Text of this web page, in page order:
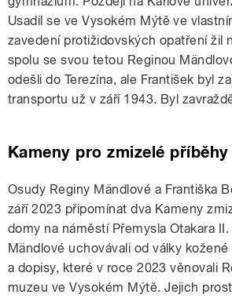
Usadil se ve Vysokém Mýtě ve
zavedení protižidovských opatření žil
spolu se svou tetou Reginou
odešli do Terezína, ale František byl
transportu už v září 1943. Byl
Kameny pro zmizelé příběhy
Osudy Reginy Mändlové a Františka
září 2023 připomínat dva Kameny
domy na náměstí Přemysla Otakara
Mändlové uchovávali od války
a dopisy, které v roce 2023 věnovali
muzeu ve Vysokém Mýtě. Jejich